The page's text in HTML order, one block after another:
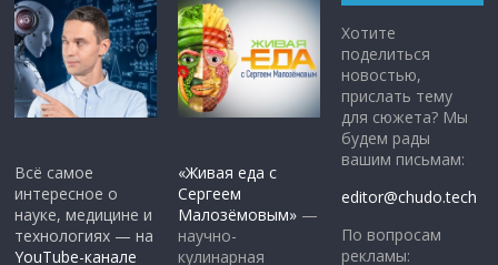
Всё самое
интересное о
науке, медицине и
технологиях — на
YouTube-канале
«Живая еда с
Сергеем
Малозёмовым» —
научно-
кулинарная
Хотите
поделиться
новостью,
прислать тему
для сюжета? Мы
будем рады
вашим письмам:
editor@chudo.tech
По вопросам
рекламы: